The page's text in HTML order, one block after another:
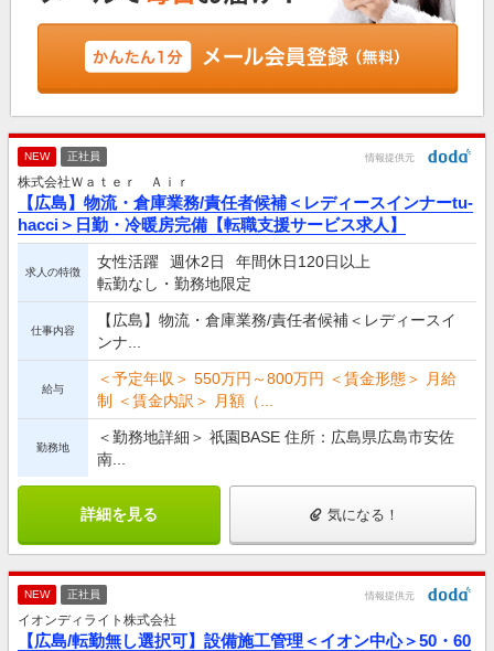
NEW 正社員 情報提供元
株式会社Ｗａｔｅｒ Ａｉｒ
【広島】物流・倉庫業務/責任者候補＜レディースインナーtu-
hacci＞日勤・冷暖房完備【転職支援サービス求人】
求人の特徴
女性活躍 週休2日
年間休日120日以上
転勤なし・勤務地限定
仕事内容
【広島】物流・倉庫業務/責任者候補＜レディースイ
ンナ...
給与
＜予定年収＞ 550万円～800万円 ＜賃金形態＞ 月給
制 ＜賃金内訳＞ 月額（...
勤務地
＜勤務地詳細＞ 祇園BASE 住所：広島県広島市安佐
南...
詳細を見る 気になる！
NEW 正社員 情報提供元
イオンディライト株式会社
【広島/転勤無し選択可】設備施工管理＜イオン中心＞50・60